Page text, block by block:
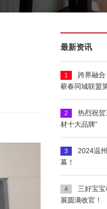
最新资讯
1
跨界融合
蕲春同城联盟
2
热烈祝贺
材十大品牌”
3
2024温
幕！
4
三好宝宝
展圆满收官！